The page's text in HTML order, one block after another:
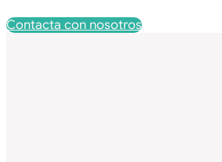
Contacta con nosotros